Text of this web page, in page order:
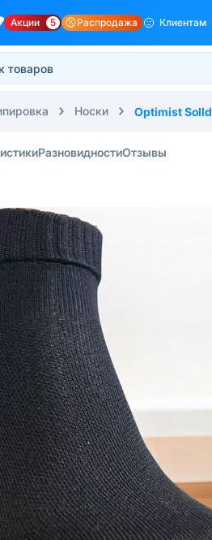
Акции 5 Распродажа Клиентам
Носки Optimist Solld
РазновидностиОтзывы